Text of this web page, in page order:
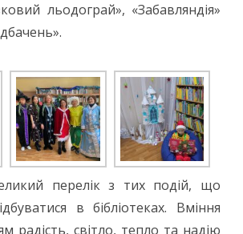
льодограй», «Забавляндія»
перелік з тих подій, що
в бібліотеках. Вміння
радість, світло, тепло та надію